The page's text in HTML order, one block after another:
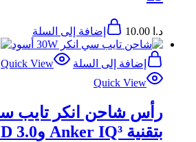
د.ا إضافة إلى السلة
إضافة إلى السلة
Quick View
Quick View
بتقنية Anker IQ³ وPD 3.0